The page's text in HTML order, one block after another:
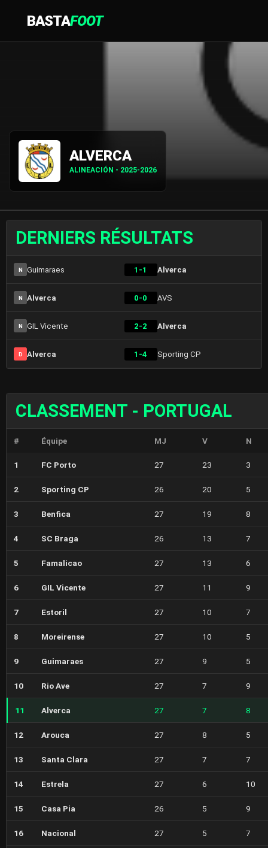
BASTAFOOT
ALVERCA
ALINEACIÓN - 2025-2026
DERNIERS RÉSULTATS
N Guimaraes 1-1 Alverca
N Alverca 0-0 AVS
N GIL Vicente 2-2 Alverca
D Alverca 1-4 Sporting CP
CLASSEMENT - PORTUGAL
# Équipe MJ V N
1 FC Porto 27 23 3
2 Sporting CP 26 20 5
3 Benfica 27 19 8
4 SC Braga 26 13 7
5 Famalicao 27 13 6
6 GIL Vicente 27 11 9
7 Estoril 27 10 7
8 Moreirense 27 10 5
9 Guimaraes 27 9 5
10 Rio Ave 27 7 9
11 Alverca 27 7 8
12 Arouca 27 8 5
13 Santa Clara 27 7 7
14 Estrela 27 6 10
15 Casa Pia 26 5 9
16 Nacional 27 5 7